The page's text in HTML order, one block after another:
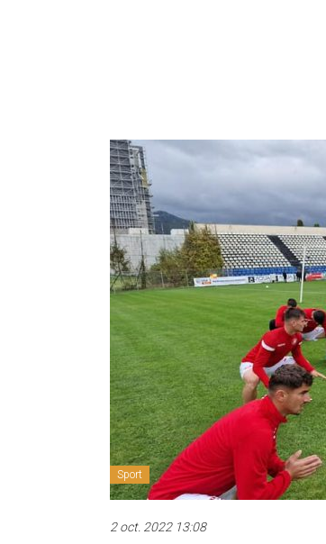
Sport
2 oct. 2022 13:08